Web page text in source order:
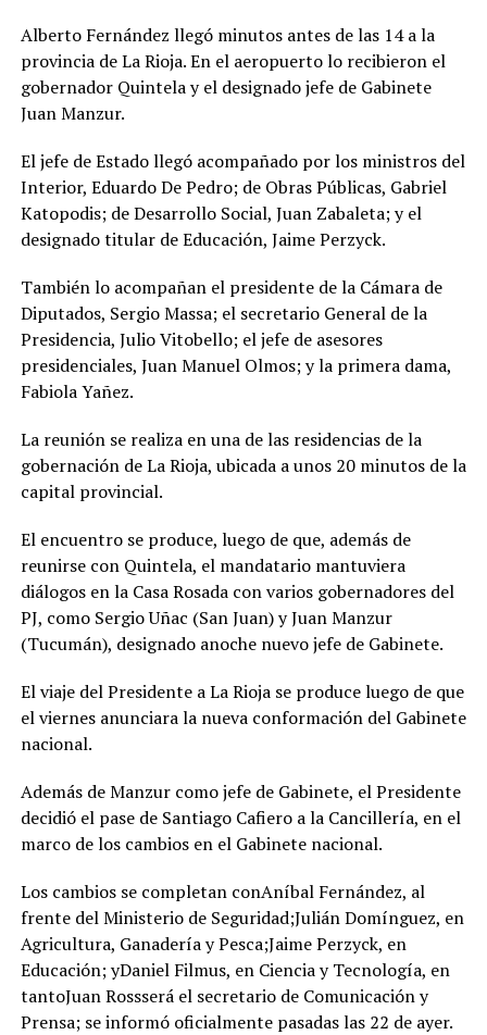
Alberto Fernández llegó minutos antes de las 14 a la
provincia de La Rioja. En el aeropuerto lo recibieron el
gobernador Quintela y el designado jefe de Gabinete
Juan Manzur.
El jefe de Estado llegó acompañado por los ministros del
Interior, Eduardo De Pedro; de Obras Públicas, Gabriel
Katopodis; de Desarrollo Social, Juan Zabaleta; y el
designado titular de Educación, Jaime Perzyck.
También lo acompañan el presidente de la Cámara de
Diputados, Sergio Massa; el secretario General de la
Presidencia, Julio Vitobello; el jefe de asesores
presidenciales, Juan Manuel Olmos; y la primera dama,
Fabiola Yañez.
La reunión se realiza en una de las residencias de la
gobernación de La Rioja, ubicada a unos 20 minutos de la
capital provincial.
El encuentro se produce, luego de que, además de
reunirse con Quintela, el mandatario mantuviera
diálogos en la Casa Rosada con varios gobernadores del
PJ, como Sergio Uñac (San Juan) y Juan Manzur
(Tucumán), designado anoche nuevo jefe de Gabinete.
El viaje del Presidente a La Rioja se produce luego de que
el viernes anunciara la nueva conformación del Gabinete
nacional.
Además de Manzur como jefe de Gabinete, el Presidente
decidió el pase de Santiago Cafiero a la Cancillería, en el
marco de los cambios en el Gabinete nacional.
Los cambios se completan conAníbal Fernández, al
frente del Ministerio de Seguridad;Julián Domínguez, en
Agricultura, Ganadería y Pesca;Jaime Perzyck, en
Educación; yDaniel Filmus, en Ciencia y Tecnología, en
tantoJuan Rossserá el secretario de Comunicación y
Prensa; se informó oficialmente pasadas las 22 de ayer.